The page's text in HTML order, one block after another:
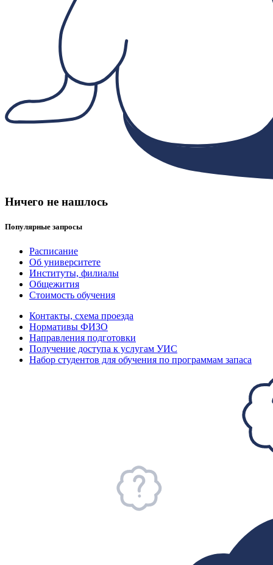
Ничего не нашлось
Популярные запросы
Расписание
Об университете
Институты, филиалы
Общежития
Стоимость обучения
Контакты, схема проезда
Нормативы ФИЗО
Направления подготовки
Получение доступа к услугам УИС
Набор студентов для обучения по программам запаса